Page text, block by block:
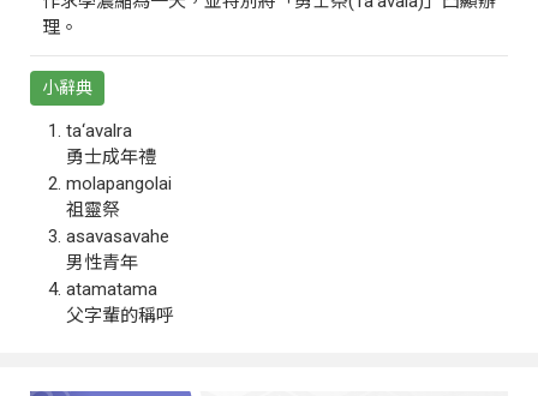
理。
小辭典
ta‘avalra
勇士成年禮
molapangolai
祖靈祭
asavasavahe
男性青年
atamatama
父字輩的稱呼